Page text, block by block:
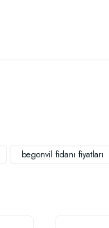
begonvil fidanı fiyatları